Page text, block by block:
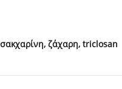
ζάχαρη, triclosan